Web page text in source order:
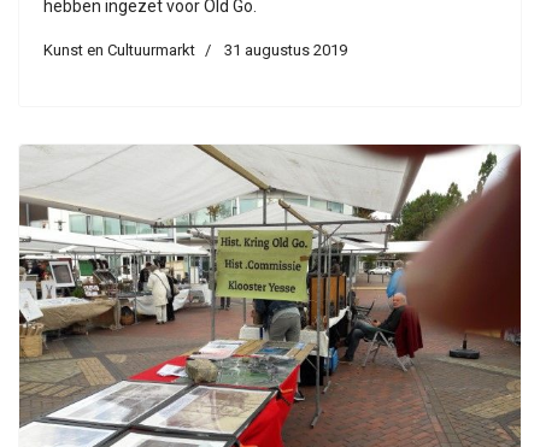
hebben ingezet voor Old Go.
Kunst en Cultuurmarkt 31 augustus 2019